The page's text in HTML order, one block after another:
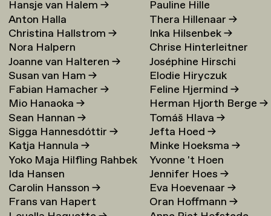
Hansje van Halem→
Anton Halla
Christina Hallstrom→
Nora Halpern
Joanne van Halteren→
Susan van Ham→
Fabian Hamacher→
Mio Hanaoka→
Sean Hannan→
Sigga Hannesdóttir→
Katja Hannula→
Yoko Maja Hilfling Rahbek
Hansen→
Ida Hansen
Carolin Hansson→
Frans van Hapert
Pauline Hille
Thera Hillenaar→
Inka Hilsenbek→
Chrise Hinterleitner
Joséphine Hirschi
Elodie Hiryczuk
Feline Hjermind→
Herman Hjorth Berge→
Tomáš Hlava→
Jefta Hoed→
Minke Hoeksma→
Yvonne 't Hoen
Jennifer Hoes→
Eva Hoevenaar→
Oran Hoffmann→